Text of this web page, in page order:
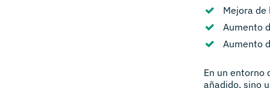
Mejora de
Aumento
Aumento
En un entorno
añadido, sino